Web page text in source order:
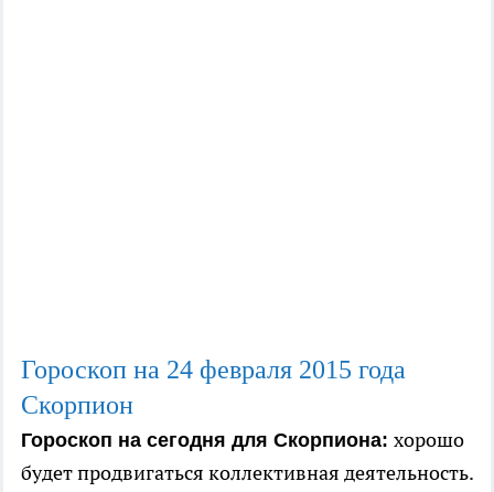
Гороскоп на 24 февраля 2015 года
Скорпион
Гороскоп на сегодня для Скорпиона: хорошо
будет продвигаться коллективная деятельность.